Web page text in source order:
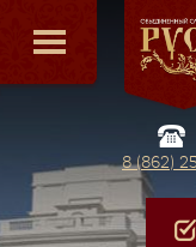
8 (862)